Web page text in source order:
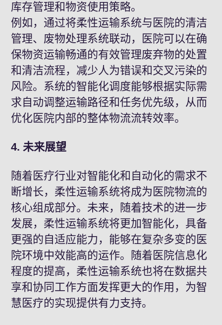
库存管理和物资使用策略。
例如，通过将柔性运输系统与医院的清洁
管理、废物处理系统联动，医院可以在确
保物资运输畅通的有效管理废弃物的处置
和清洁流程，减少人为错误和交叉污染的
风险。系统的智能化调度能够根据实际需
求自动调整运输路径和任务优先级，从而
优化医院内部的整体物流流转效率。
4. 未来展望
随着医疗行业对智能化和自动化的需求不
断增长，柔性运输系统将成为医院物流的
核心组成部分。未来，随着技术的进一步
发展，柔性运输系统将更加智能化，具备
更强的自适应能力，能够在复杂多变的医
院环境中效能高的运作。随着医院信息化
程度的提高，柔性运输系统也将在数据共
享和协同工作方面发挥更大的作用，为智
慧医疗的实现提供有力支持。